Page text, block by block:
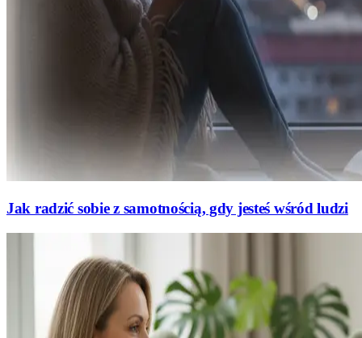
Jak radzić sobie z samotnością, gdy jesteś wśród ludzi